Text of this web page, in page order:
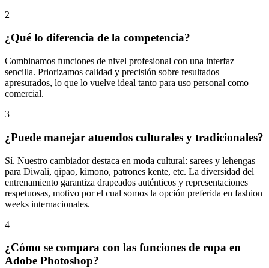
2
¿Qué lo diferencia de la competencia?
Combinamos funciones de nivel profesional con una interfaz
sencilla. Priorizamos calidad y precisión sobre resultados
apresurados, lo que lo vuelve ideal tanto para uso personal como
comercial.
3
¿Puede manejar atuendos culturales y tradicionales?
Sí. Nuestro cambiador destaca en moda cultural: sarees y lehengas
para Diwali, qipao, kimono, patrones kente, etc. La diversidad del
entrenamiento garantiza drapeados auténticos y representaciones
respetuosas, motivo por el cual somos la opción preferida en fashion
weeks internacionales.
4
¿Cómo se compara con las funciones de ropa en
Adobe Photoshop?